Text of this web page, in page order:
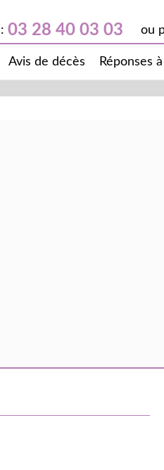
03 28 40 03 03 ou
Avis de décès Réponses